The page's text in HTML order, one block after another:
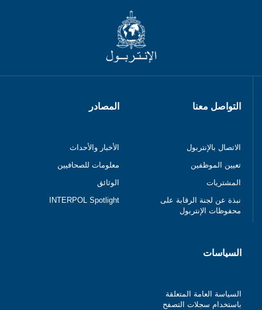
التواصل معنا
الاتصال بالإنتربول
تعيين الموظفين
المشتريات
نبذة عن لجنة الرقابة على
محفوظات الإنتربول
المصادر
الأخبار والأحداث
معلومات للصحافيين
الوثائق
INTERPOL Spotlight
السياسات
السياسة العامة المتعلقة
باستخدام سجلات التصفح